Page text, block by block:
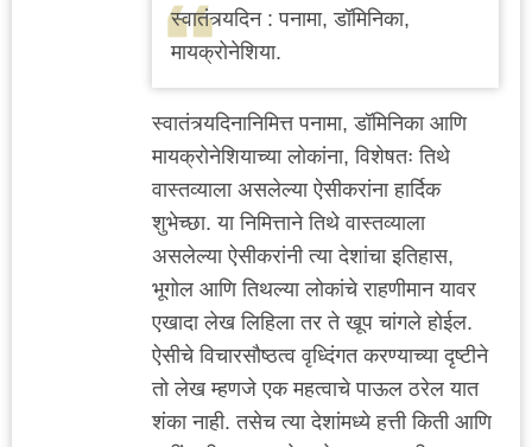
स्वातंत्र्यदिन : पनामा, डॉमिनिका,
मायक्रोनेशिया.
स्वातंत्र्यदिनानिमित्त पनामा, डॉमिनिका आणि
मायक्रोनेशियाच्या लोकांना, विशेषतः तिथे
वास्तव्याला असलेल्या ऐसीकरांना हार्दिक
शुभेच्छा. या निमित्ताने तिथे वास्तव्याला
असलेल्या ऐसीकरांनी त्या देशांचा इतिहास,
भूगोल आणि तिथल्या लोकांचे राहणीमान यावर
एखादा लेख लिहिला तर ते खूप चांगले होईल.
ऐसीचे विचारसौष्ठत्व वृध्दिंगत करण्याच्या दृष्टीने
तो लेख म्हणजे एक महत्वाचे पाऊल ठरेल यात
शंका नाही. तसेच त्या देशांमध्ये हत्ती किती आणि